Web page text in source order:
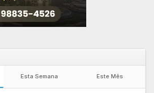
Esta Semana Este Mês